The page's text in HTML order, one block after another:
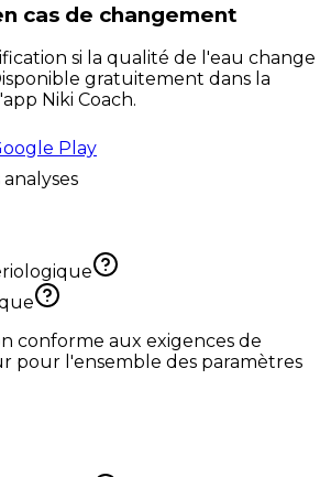
cas de changement
si la qualité de l'eau change
gratuitement dans la
Niki Coach.
Play
conforme aux exigences de
pour l'ensemble des paramètres